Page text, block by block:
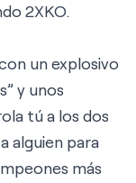
2XKO.
un explosivo
y unos
tú a los dos
alguien para
más